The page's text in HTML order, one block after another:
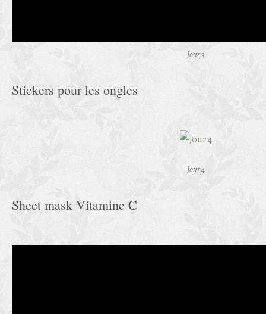
Jour 3
Stickers pour les ongles
Jour 4
Sheet mask Vitamine C